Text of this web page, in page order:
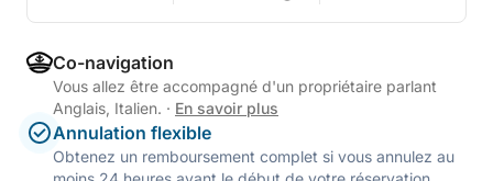
Co-navigation
Vous allez être accompagné d'un propriétaire parlant
Anglais, Italien. · En savoir plus
Annulation flexible
Obtenez un remboursement complet si vous annulez au